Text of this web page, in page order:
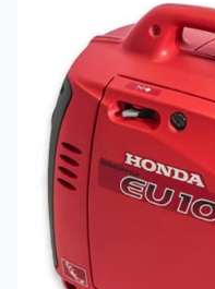
HR
RS Srpski